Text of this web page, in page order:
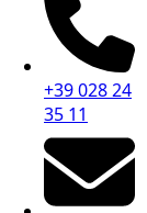
+39 028 24
35 11